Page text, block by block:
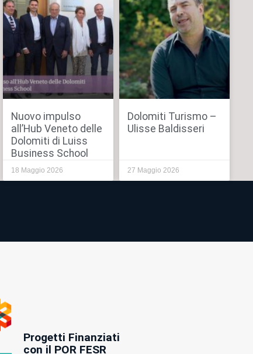
Nuovo impulso
all’Hub Veneto delle
Dolomiti di Luiss
Business School
18 Maggio 2026
Dolomiti Turismo –
Ulisse Baldisseri
27 Maggio 2026
Progetti Finanziati
con il POR FESR